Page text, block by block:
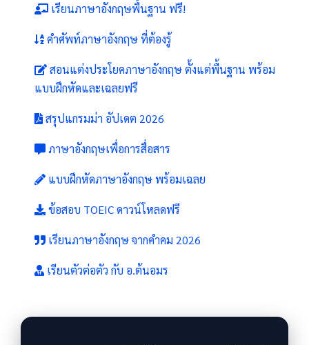
เรียนภาษาอังกฤษพื้นฐาน ฟรี!
คำศัพท์ภาษาอังกฤษ ที่ต้องรู้
สอนแต่งประโยคภาษาอังกฤษ ตั้งแต่พื้นฐาน พร้อม
แบบฝึกหัดและเฉลยฟรี
สรุปแกรมม่า อัปเดต 2026
ภาษาอังกฤษเพื่อการสื่อสาร
แบบฝึกหัดภาษาอังกฤษ พร้อมเฉลย
ข้อสอบ TOEIC ดาวน์โหลดฟรี
เรียนภาษาอังกฤษ จากคำคม 2026
เรียนตัวต่อตัว กับ อ.ต้นอมร